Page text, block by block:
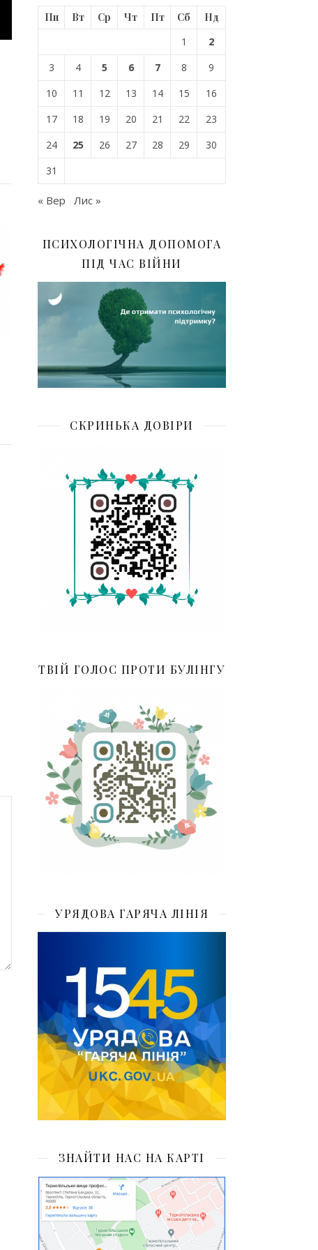
Пн Вт Ср Чт Пт Сб
Нд
1
2
3
4 5 6 7 8
9
10
11 12 13 14 15
16
17
18 19 20 21 22
23
24
25 26 27 28 29
30
31
« Вер Лис »
ПСИХОЛОГІЧНА ДОПОМОГА
ПІД ЧАС ВІЙНИ
СКРИНЬКА ДОВІРИ
ТВІЙ ГОЛОС ПРОТИ БУЛІНГУ
УРЯДОВА ГАРЯЧА ЛІНІЯ
ЗНАЙТИ НАС НА КАРТІ